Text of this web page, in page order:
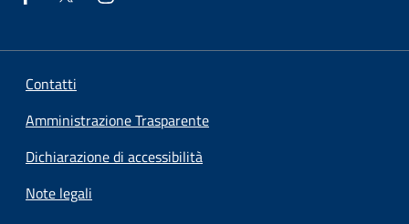
Contatti
Amministrazione Trasparente
Dichiarazione di accessibilità
Note legali